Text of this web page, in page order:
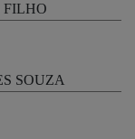
FILHO
SOUZA